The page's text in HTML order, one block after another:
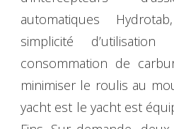
automatiques
simplicité
consommation de
minimiser le roulis au
yacht est le yacht est